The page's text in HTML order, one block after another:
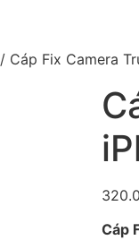
/ Cáp Fix Camera
Cáp